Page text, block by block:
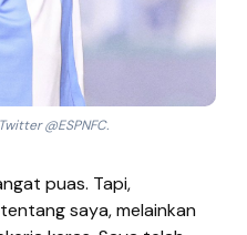
@ESPNFC.
puas. Tapi,
saya, melainkan